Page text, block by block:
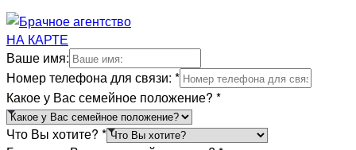
НА КАРТЕ
Ваше имя:
Номер телефона для связи: *
Какое у Вас семейное положение? *
Что Вы хотите? *